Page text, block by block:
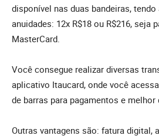
disponível nas duas bandeiras,
anuidades: 12x R$18 ou R$216, seja
MasterCard.
Você consegue realizar diversas
aplicativo Itaucard, onde você
de barras para pagamentos e melhor
Outras vantagens são: fatura digital,